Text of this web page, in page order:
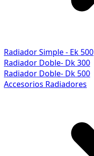
Radiador Simple - Ek 500
Radiador Doble- Dk 300
Radiador Doble- Dk 500
Accesorios Radiadores